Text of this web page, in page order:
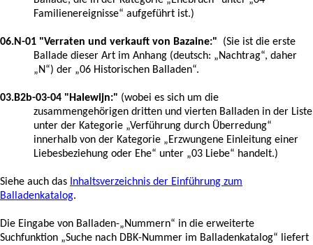
Familienereignisse“ aufgeführt ist.)
06.N-01 "Verraten und verkauft von Bazaine:" (Sie ist die erste
Ballade dieser Art im Anhang (deutsch: „Nachtrag“, daher
„N“) der „06 Historischen Balladen“.
03.B2b-03-04 "Halewijn:" (wobei es sich um die
zusammengehörigen dritten und vierten Balladen in der Liste
unter der Kategorie „Verführung durch Überredung“
innerhalb von der Kategorie „Erzwungene Einleitung einer
Liebesbeziehung oder Ehe“ unter „03 Liebe“ handelt.)
Siehe auch das Inhaltsverzeichnis der Einführung zum
Balladenkatalog.
Die Eingabe von Balladen-„Nummern“ in die erweiterte
Suchfunktion „Suche nach DBK-Nummer im Balladenkatalog“ liefert